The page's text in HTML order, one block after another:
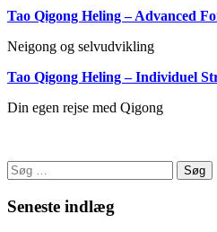
Tao Qigong Heling – Advanced
Neigong og selvudvikling
Tao Qigong Heling – Individuel
Din egen rejse med Qigong
Søg
efter:
Seneste indlæg